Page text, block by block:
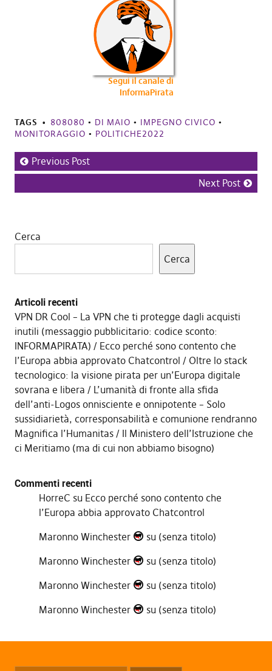
Segui il canale di
InformaPirata
TAGS 808080 • DI MAIO • IMPEGNO CIVICO •
MONITORAGGIO • POLITICHE2022
Previous Post
Next Post
Cerca
Cerca
Articoli recenti
VPN DR Cool – La VPN che ti protegge dagli acquisti
inutili (messaggio pubblicitario: codice sconto:
INFORMAPIRATA)
Ecco perché sono contento che
l’Europa abbia approvato Chatcontrol
Oltre lo stack
tecnologico: la visione pirata per un’Europa digitale
sovrana e libera
L’umanità di fronte alla sfida
dell’anti-Logos onnisciente e onnipotente – Solo
sussidiarietà, corresponsabilità e comunione rendranno
Magnifica l’Humanitas
Il Ministero dell’Istruzione che
ci Meritiamo (ma di cui non abbiamo bisogno)
Commenti recenti
HorreC su Ecco perché sono contento che
l’Europa abbia approvato Chatcontrol
Maronno Winchester
su (senza titolo)
Maronno Winchester
su (senza titolo)
Maronno Winchester
su (senza titolo)
Maronno Winchester
su (senza titolo)